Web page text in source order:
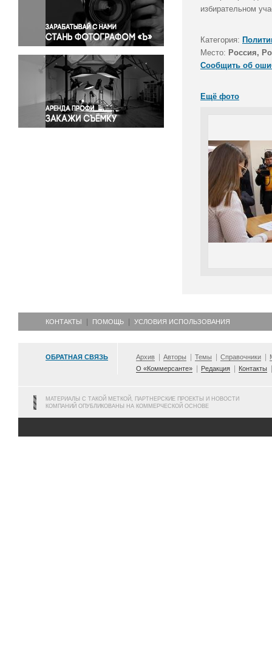
Правосудие
Происшествия и конфликты
Религия
Светская жизнь
Спорт
Экология
Экономика и бизнес
избирательном
Категория:
Место: Россия,
Сообщить об
Ещё фото
КОНТАКТЫ ПОМОЩЬ УСЛОВИЯ ИСПОЛЬЗОВАНИЯ
ОБРАТНАЯ СВЯЗЬ Архив Авторы Темы Справочники
О «Коммерсанте»
Редакция Контакты
МАТЕРИАЛЫ С ТАКОЙ МЕТКОЙ, ПАРТНЕРСКИЕ ПРОЕКТЫ И НОВОСТИ
КОМПАНИЙ ОПУБЛИКОВАНЫ НА КОММЕРЧЕСКОЙ ОСНОВЕ